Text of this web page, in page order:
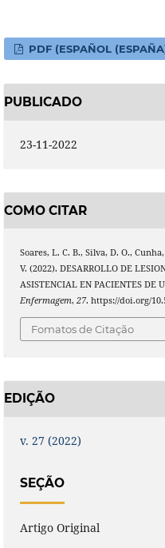
PDF (ESPAÑOL
PUBLICADO
23-11-2022
COMO CITAR
Soares, L. C. B., Silva, D. O.,
V. (2022). DESARROLLO DE
ASISTENCIAL EN PACIENTES DE
Enfermagem, 27. https://doi.org/
Fomatos de Citação
EDIÇÃO
v. 27 (2022)
SEÇÃO
Artigo Original